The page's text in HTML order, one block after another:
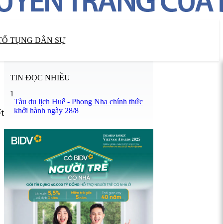
TỤNG DÂN SỰ
TIN ĐỌC NHIỀU
1
Tàu du lịch Huế - Phong Nha chính thức
khởi hành ngày 28/8